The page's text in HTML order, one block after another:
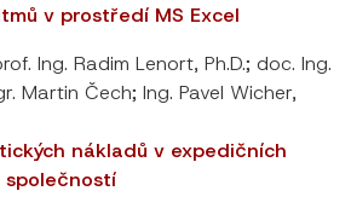
v prostředí MS Excel
Ing. Radim Lenort, Ph.D.; doc. Ing.
Martin Čech; Ing. Pavel Wicher,
nákladů v expedičních
společností